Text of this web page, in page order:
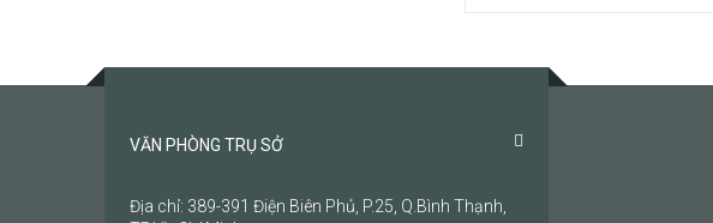
VĂN PHÒNG TRỤ SỞ
Địa chỉ: 389-391 Điện Biên Phủ, P.25, Q.Bình Thạnh,